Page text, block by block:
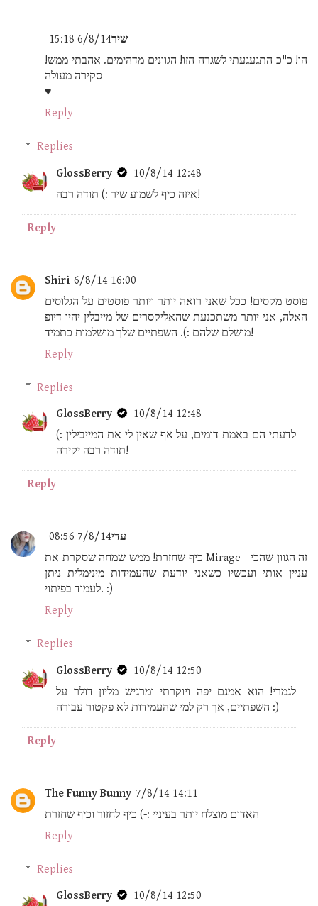
שיר6/8/14 15:18
הו! כ"כ התגעגעתי לשגרה הזו! הגוונים מדהימים. אהבתי ממש!
סקירה מעולה
♥
Reply
Replies
GlossBerry
10/8/14 12:48
איזה כיף לשמוע שיר :) תודה רבה!
Reply
Shiri 6/8/14 16:00
פוסט מקסים! ככל שאני רואה יותר ויותר פוסטים על הגלוסים
האלה, אני יותר משתכנעת שהאליקסרים של מייבלין יהיו דיופ
מושלם שלהם :). השפתיים שלך מושלמות כתמיד!
Reply
Replies
GlossBerry
10/8/14 12:48
לדעתי הם באמת דומים, על אף שאין לי את המייבילין :)
תודה רבה יקירה!
Reply
עדי7/8/14 08:56
כיף שחזרת! ממש שמחה שסקרת את Mirage - זה הגוון שהכי
עניין אותי ועכשיו כשאני יודעת שהעמידות מינימלית ניתן
לעמוד בפיתוי. :)
Reply
Replies
GlossBerry
10/8/14 12:50
לגמרי! הוא אמנם יפה ויוקרתי ומרגיש מליון דולר על
השפתיים, אך רק למי שהעמידות לא פקטור עבורה :)
Reply
The Funny Bunny 7/8/14 14:11
האדום מוצלח יותר בעיניי :-) כיף לחזור וכיף שחזרת
Reply
Replies
GlossBerry
10/8/14 12:50